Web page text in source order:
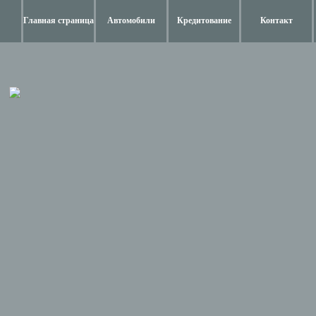
Главная страница Автомобили Кредитование Контакт